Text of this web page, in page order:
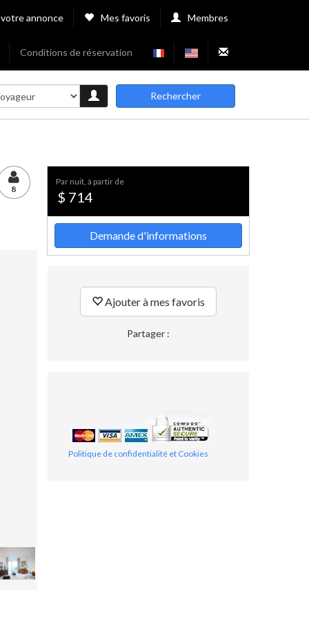
annonce Mes favoris Membres
Conditions de réservation
Rechercher
8
par nuit, à partir de
$ 714
Demande d'informations
Ajouter à mes favoris
Partager :
Politique de confidentialité et Cookies